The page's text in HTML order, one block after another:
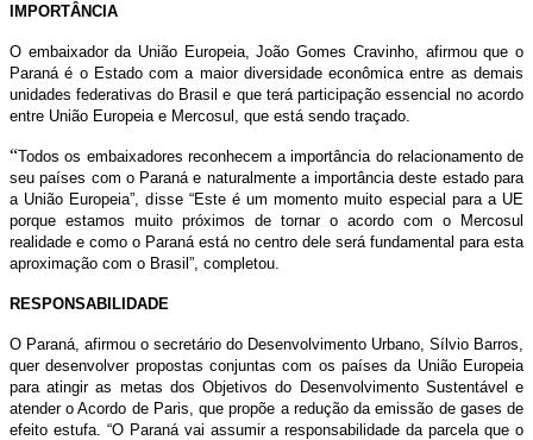
IMPORTÂNCIA
O embaixador da União Europeia, João Gomes Cravinho, afirmou que o
Paraná é o Estado com a maior diversidade econômica entre as demais
unidades federativas do Brasil e que terá participação essencial no acordo
entre União Europeia e Mercosul, que está sendo traçado.
“Todos os embaixadores reconhecem a importância do relacionamento de
seu países com o Paraná e naturalmente a importância deste estado para
a União Europeia”, disse “Este é um momento muito especial para a UE
porque estamos muito próximos de tornar o acordo com o Mercosul
realidade e como o Paraná está no centro dele será fundamental para esta
aproximação com o Brasil”, completou.
RESPONSABILIDADE
O Paraná, afirmou o secretário do Desenvolvimento Urbano, Sílvio Barros,
quer desenvolver propostas conjuntas com os países da União Europeia
para atingir as metas dos Objetivos do Desenvolvimento Sustentável e
atender o Acordo de Paris, que propõe a redução da emissão de gases de
efeito estufa. “O Paraná vai assumir a responsabilidade da parcela que o